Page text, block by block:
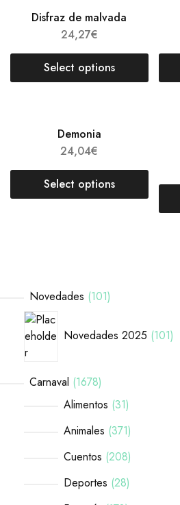
Disfraz de malvada
24,27€
Select options
Demonia
24,04€
Select options
Novedades 101
Novedades 2025 101
Carnaval 1678
Alimentos 31
Animales 371
Cuentos 208
Deportes 28